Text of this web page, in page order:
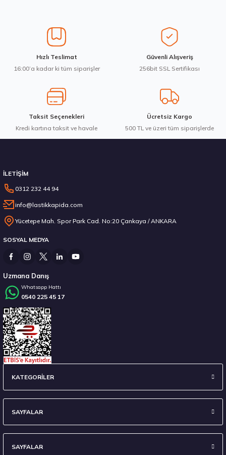
Ürün bilgilerinde hatalar bulunuyor.
Ürün fiyatı diğer sitelerden daha pahalı.
Bu ürüne benzer farklı alternatifler olmalı.
Goodyear 205/55R16 91V Eagle Sport 2 Yaz 2026
3.382,50 ₺
Stokta 12 Adet
Hızlı Teslimat
16:00’a kadar ki tüm siparişler
Güvenli Alışveriş
256bit SSL Sertifikası
Taksit Seçenekleri
Kredi kartına taksit ve havale
Ücretsiz Kargo
500 TL ve üzeri tüm siparişlerde
İLETİŞİM
0312 232 44 94
info@lastikkapida.com
Yücetepe Mah. Spor Park Cad. No:20 Çankaya / ANKARA
SOSYAL MEDYA
Uzmana Danış
Whatsapp Hattı
0540 225 45 17
KATEGORİLER
SAYFALAR
SAYFALAR